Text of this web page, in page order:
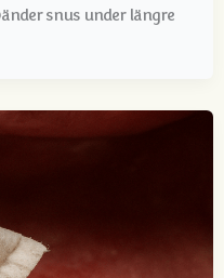
snus under längre